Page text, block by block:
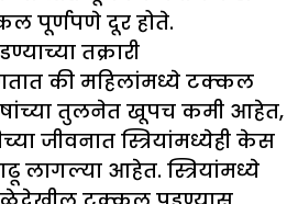
पूर्णपणे दूर होते.
तक्रारी
की महिलांमध्ये टक्कल
तुलनेत खूपच कमी आहेत,
जीवनात स्त्रियांमध्येही केस
लागल्या आहेत. स्त्रियांमध्ये